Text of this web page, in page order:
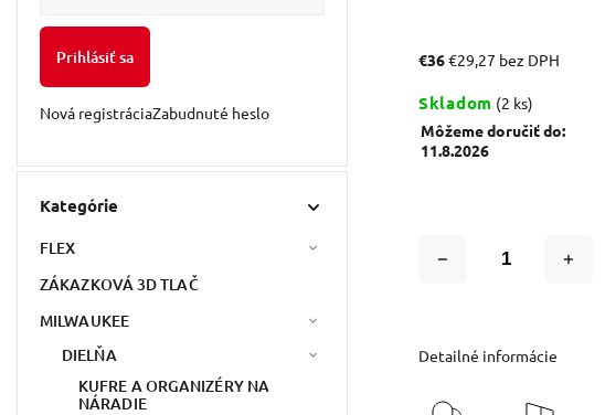
Prihlásiť sa
Nová registráciaZabudnuté heslo
Kategórie
FLEX
ZÁKAZKOVÁ 3D TLAČ
MILWAUKEE
DIELŇA
KUFRE A ORGANIZÉRY NA
NÁRADIE
€36€29,27 bez DPH
Skladom (2 ks)
Môžeme doručiť do:
11.8.2026
Detailné informácie